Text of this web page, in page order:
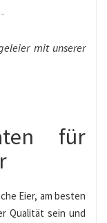
–
mit unserer
für
Eier, am besten
Qualität sein und